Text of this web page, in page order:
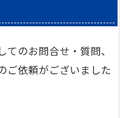
のお問合せ・質問、
ご依頼がございました